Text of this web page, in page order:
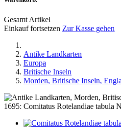
Gesamt Artikel
Einkauf fortsetzen Zur Kasse gehen
Antike Landkarten
Europa
Britische Inseln
Morden, Britische Inseln,